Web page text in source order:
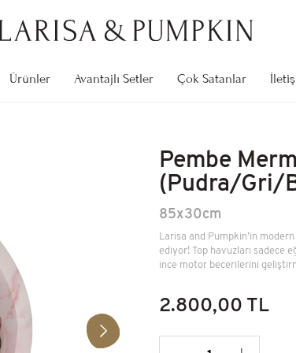
Ürünler Avantajlı Setler Çok Satanlar
Üst Çap: 50cm Uzunluk: 200cm
Pembe
(Pudra/Gri/
85x30cm
Larisa and Pumpkin’in
ediyor! Top havuzları sadece
ince motor becerilerini
2.800,00 TL